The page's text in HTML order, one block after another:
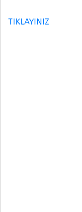
TIKLAYINIZ